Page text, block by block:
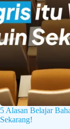
5 Alasan Belajar
Sekarang!